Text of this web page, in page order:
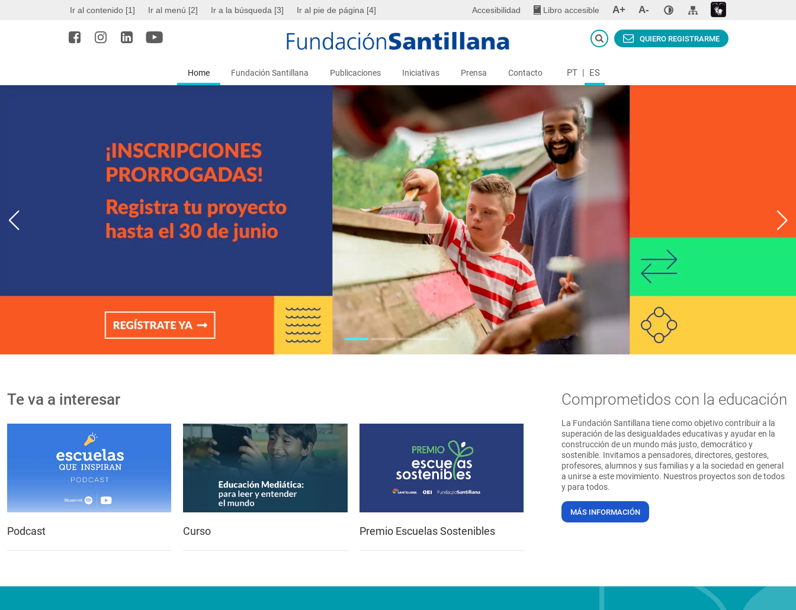
Ir al contenido [1] Ir al menú [2] Ir a la búsqueda [3] Ir al pie de página [4] Accesibilidad Libro accesible A+ A-
Home Fundación Santillana Publicaciones Iniciativas Prensa Contacto PT | ES
QUIERO REGISTRARME
Comprometidos con la educación
La Fundación Santillana tiene como objetivo contribuir a la
superación de las desigualdades educativas y ayudar en la
construcción de un mundo más justo, democrático y
sostenible. Invitamos a pensadores, directores, gestores,
profesores, alumnos y sus familias y a la sociedad en general
a unirse a este movimiento. Nuestros proyectos son de todos
y para todos.
MÁS INFORMACIÓN
Te va a interesar
Podcast Curso Premio Escuelas Sostenibles